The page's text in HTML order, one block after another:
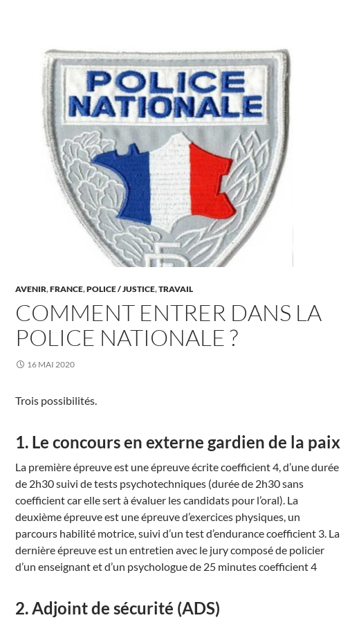
AVENIR,FRANCE,POLICE / JUSTICE,TRAVAIL
COMMENT ENTRER DANS LA
POLICE NATIONALE ?
16 MAI 2020
Trois possibilités.
1. Le concours en externe gardien de la paix
La première épreuve est une épreuve écrite coefficient 4, d’une durée
de 2h30 suivi de tests psychotechniques (durée de 2h30 sans
coefficient car elle sert à évaluer les candidats pour l’oral). La
deuxième épreuve est une épreuve d’exercices physiques, un
parcours habilité motrice, suivi d’un test d’endurance coefficient 3. La
dernière épreuve est un entretien avec le jury composé de policier
d’un enseignant et d’un psychologue de 25 minutes coefficient 4
2. Adjoint de sécurité (ADS)